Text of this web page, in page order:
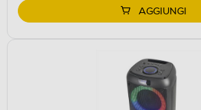
AGGIUNGI